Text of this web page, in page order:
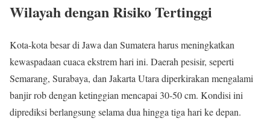
Wilayah dengan Risiko Tertinggi
Kota-kota besar di Jawa dan Sumatera harus meningkatkan
kewaspadaan cuaca ekstrem hari ini. Daerah pesisir, seperti
Semarang, Surabaya, dan Jakarta Utara diperkirakan mengalami
banjir rob dengan ketinggian mencapai 30-50 cm. Kondisi ini
diprediksi berlangsung selama dua hingga tiga hari ke depan.